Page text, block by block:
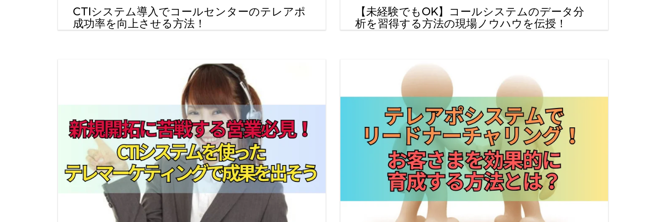
CTIシステム導入でコールセンターのテレアポ
成功率を向上させる方法！
【未経験でもOK】コールシステムのデータ分
析を習得する方法の現場ノウハウを伝授！